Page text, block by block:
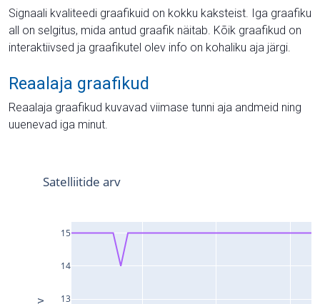
Signaali kvaliteedi graafikuid on kokku kaksteist. Iga graafiku
all on selgitus, mida antud graafik näitab. Kõik graafikud on
interaktiivsed ja graafikutel olev info on kohaliku aja järgi.
Reaalaja graafikud
Reaalaja graafikud kuvavad viimase tunni aja andmeid ning
uuenevad iga minut.